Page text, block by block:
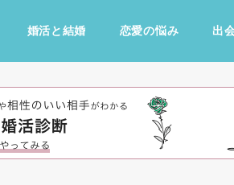
婚活と結婚 恋愛の悩み 出
ンド・芸能